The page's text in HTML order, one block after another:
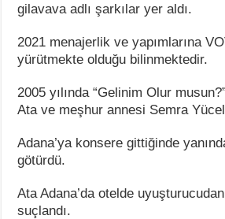
gilavava adlı şarkılar yer aldı.
2021 menajerlik ve yapımlarına
yürütmekte olduğu bilinmektedir.
2005 yılında “Gelinim Olur
Ata ve meşhur annesi Semra Yücel
Adana’ya konsere gittiğinde
götürdü.
Ata Adana’da otelde
suçlandı.